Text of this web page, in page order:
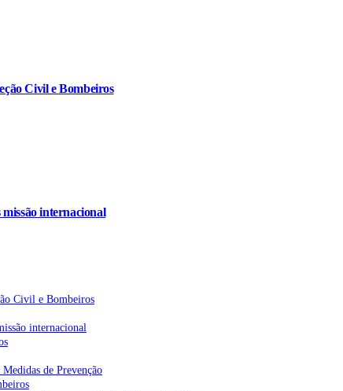
Civil e Bombeiros
internacional
Civil e Bombeiros
internacional
de Prevenção